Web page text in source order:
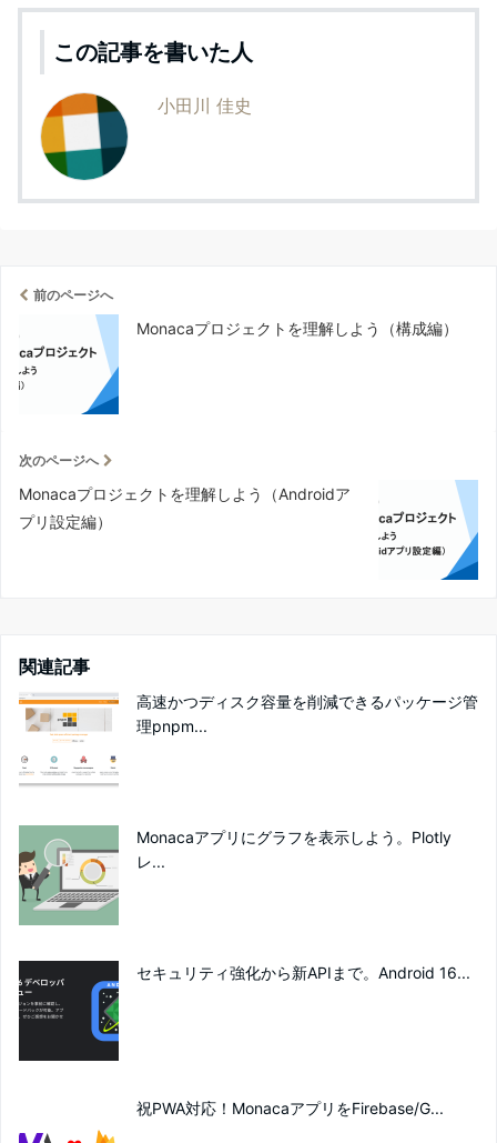
この記事を書いた人
小田川 佳史
前のページへ
Monacaプロジェクトを理解しよう（構成編）
次のページへ
Monacaプロジェクトを理解しよう（Androidア
プリ設定編）
関連記事
高速かつディスク容量を削減できるパッケージ管
理pnpm...
Monacaアプリにグラフを表示しよう。Plotly
レ...
セキュリティ強化から新APIまで。Android 16...
祝PWA対応！MonacaアプリをFirebase/G...